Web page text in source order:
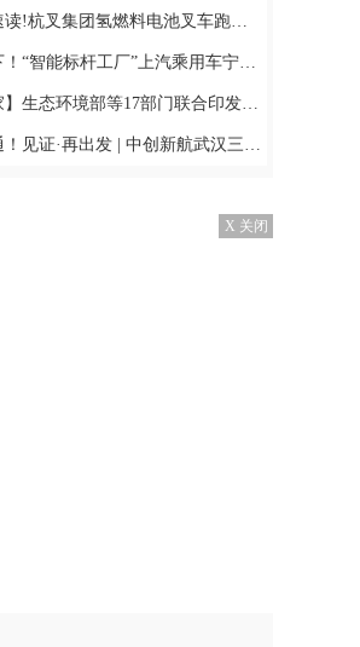
叉集团氢燃料电池叉车跑出推广应用“加速度”
能标杆工厂”上汽乘用车宁德基地第400,000台整车下线！
环境部等17部门联合印发《国家适应气候变化战略2035》
见证·再出发 | 中创新航武汉三期项目开工
X 关闭